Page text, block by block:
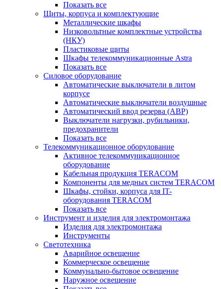
Показать все
Щиты, корпуса и комплектующие
Металлические шкафы
Низковольтные комплектные устройства
(НКУ)
Пластиковые щиты
Шкафы телекоммуникационные Astra
Показать все
Силовое оборудование
Автоматические выключатели в литом
корпусе
Автоматические выключатели воздушные
Автоматический ввод резерва (АВР)
Выключатели нагрузки, рубильники,
предохранители
Показать все
Телекоммуникационное оборудование
Активное телекоммуникационное
оборудование
Кабельная продукция TERACOM
Компоненты для медных систем TERACOM
Шкафы, стойки, корпуса для IT-
оборудования TERACOM
Показать все
Инструмент и изделия для электромонтажа
Изделия для электромонтажа
Инструменты
Светотехника
Аварийное освещение
Коммерческое освещение
Коммунально-бытовое освещение
Наружное освещение